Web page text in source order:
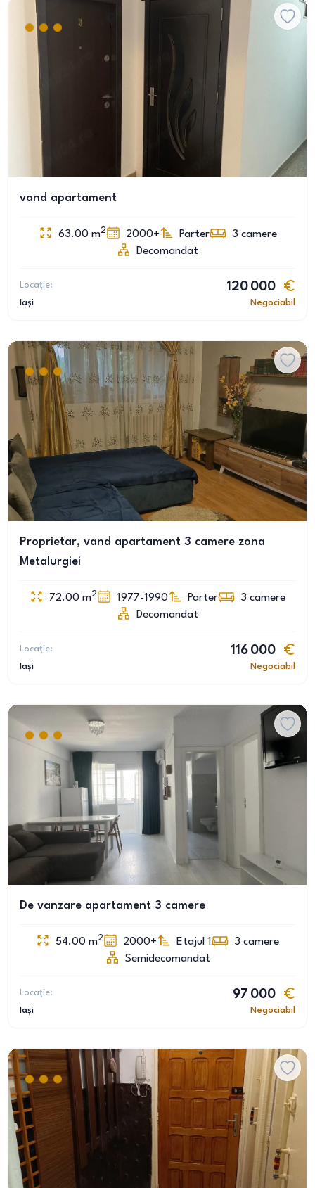
vand apartament
63.00 m2 2000+ Parter 3 camere
Decomandat
Locație:
Iași
120 000
Negociabil
Proprietar, vand apartament 3 camere zona
Metalurgiei
72.00 m2 1977-1990 Parter 3 camere
Decomandat
Locație:
Iași
116 000
Negociabil
De vanzare apartament 3 camere
54.00 m2 2000+ Etajul 1 3 camere
Semidecomandat
Locație:
Iași
97 000
Negociabil